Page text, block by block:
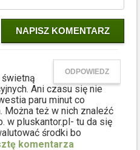
NAPISZ KOMENTARZ
ODPOWIEDZ
świetną
Ani czasu się nie
paru minut co
Można też w nich znaleźć
w pluskantor.pl- tu da się
środki bo
wpływ do kantoru.